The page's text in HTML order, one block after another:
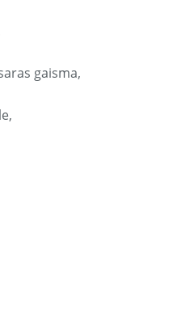
gaisma,